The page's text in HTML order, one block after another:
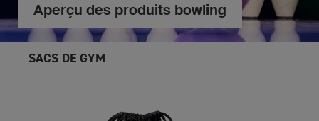
Aperçu des produits bowling
SACS DE GYM